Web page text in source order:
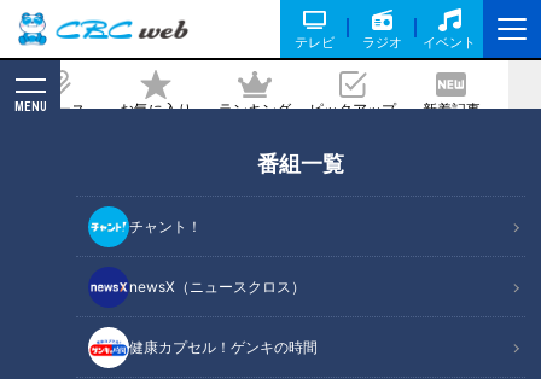
テレビ ラジオ イベント
ニュース お気に入り ランキング ピックアップ 新着記事
MENU
番組一覧
チャント！
newsX（ニュースクロス）
健康カプセル！ゲンキの時間
極上の「うな重」を食べて向かった次の
目的地とは
2024/07/02 06:03